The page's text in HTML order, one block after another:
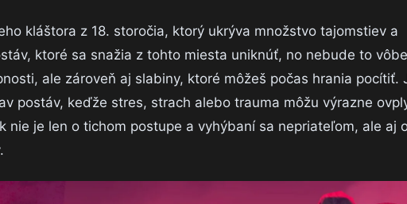
kláštora z 18. storočia, ktorý ukrýva množstvo tajomstiev a
ktoré sa snažia z tohto miesta uniknúť, no nebude to
ale zároveň aj slabiny, ktoré môžeš počas hrania pocítiť.
postáv, keďže stres, strach alebo trauma môžu výrazne
nie je len o tichom postupe a vyhýbaní sa nepriateľom, ale aj